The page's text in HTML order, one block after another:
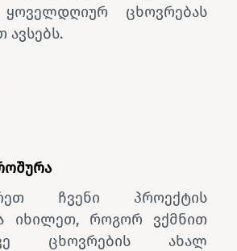
ცხოვრებას
ავსებს.
ჩვენი პროექტის
იხილეთ, როგორ ვქმნით
ცხოვრების ახალ